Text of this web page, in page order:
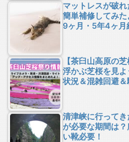
マットレスが破
簡単補修してみ
9ヶ月・5年4ヶ月
【茶臼山高原の
浮かぶ芝桜を見
状況＆混雑回避
清津峡に行って
が必要な期間は
い靴必要！